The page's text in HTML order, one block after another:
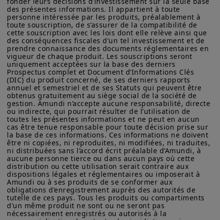
Sur les marchés, les taux des bons du
Trésor américain à 2 ans, très sensibles
aux anticipations d’inflation et de
politique monétaire, ont franchi de
nouveau le seuil de 4,0 %, soit juin 2025,
dans un contexte de craintes liées aux
pressions sur les prix. Selon nous,
l’élément clé sera la durée pendant
laquelle les prix de l’énergie resteront
élevés, ce qui dépendra à la fois de la
durée du conflit et des perturbations
dans le détroit d’Ormuz.
Sur le plan monétaire, nous anticipons
que la Fed restera en position d’attente
Unis d'Amérique ou à des « Ressortissants des États-Unis ». Si
vous êtes un « Ressortissant des États-Unis », vous n'êtes pas
autorisé à accéder à ce site et vous êtes invité à vous
connecter à amundi.com/usinvestors.
Les informations disponibles sur ce site sont fournies à titre
informatif seulement. Aucune information fournie ne constitue
une offre d’achat, une sollicitation de vente de titres, un conseil
d’investissement quant à l'achat ou à la vente d’un titre, une
offre ou une sollicitation par Amundi Canada ou une de ses
sociétés affiliées de fournir un conseil d'investissement ou un
service financier, juridique, fiscal ou de placement ni d’acheter
ou vendre des titres ou d’autres instruments financiers. Les
informations contenues sur ce site proviennent d’Amundi
Canada ou de sources considérées comme fiables par Amundi
Canada. Amundi Canada n’a pas vérifié indépendamment cette
information, ni n’a mené d’enquête à son égard. Ni Amundi
Canada, ni ses sociétés affiliées, associés, administrateurs,
dirigeants, mandataires, employés ni ses représentants ne
garantissent ni ne déclarent, implicitement ou explicitement,
que les informations fournies sur ce site est exacte, complète
ou à jour. Amundi Canada décline toute responsabilité liée aux
informations contenues sur ce site web.
Les informations ne visent pas à être distribuées ni à être
des présentes informations. Il appartient à toute
personne intéressée par les produits, préalablement à
toute souscription, de s’assurer de la compatibilité de
cette souscription avec les lois dont elle relève ainsi que
des conséquences fiscales d’un tel investissement et de
prendre connaissance des documents réglementaires en
vigueur de chaque produit. Les souscriptions seront
uniquement acceptées sur la base des derniers
Prospectus complet et Document d’Informations Clés
(DIC) du produit concerné, de ses derniers rapports
annuel et semestriel et de ses Statuts qui peuvent être
obtenus gratuitement au siège social de la société de
gestion. Amundi n’accepte aucune responsabilité, directe
ou indirecte, qui pourrait résulter de l’utilisation de
toutes les présentes informations et ne peut en aucun
cas être tenue responsable pour toute décision prise sur
la base de ces informations. Ces informations ne doivent
être ni copiées, ni reproduites, ni modifiées, ni traduites,
ni distribuées sans l’accord écrit préalable d’Amundi, à
aucune personne tierce ou dans aucun pays où cette
distribution ou cette utilisation serait contraire aux
dispositions légales et réglementaires ou imposerait à
Amundi ou à ses produits de se conformer aux
obligations d’enregistrement auprès des autorités de
tutelle de ces pays. Tous les produits ou compartiments
d’un même produit ne sont ou ne seront pas
nécessairement enregistrés ou autorisés à la